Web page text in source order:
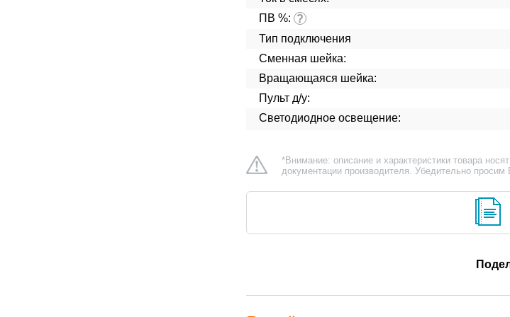
ПВ %: ?
Тип подключения
Сменная шейка:
Вращающаяся шейка:
Пульт д/у:
Светодиодное освещение:
*Внимание: описание и характеристики товара
документации производителя. Убедительно